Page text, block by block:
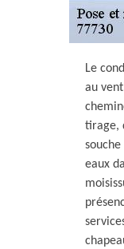
Le
au
tirage,
eaux